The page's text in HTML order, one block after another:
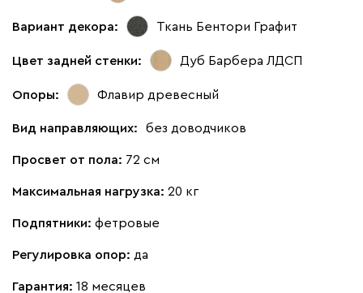
Вариант декора: Ткань Бентори Графит
Цвет задней стенки: Дуб Барбера ЛДСП
Опоры: Флавир древесный
Вид направляющих: без доводчиков
Просвет от пола: 72 см
Максимальная нагрузка: 20 кг
Подпятники: фетровые
Регулировка опор: да
Гарантия: 18 месяцев